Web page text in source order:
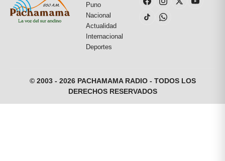
Puno
Nacional
Actualidad
Internacional
Deportes
© 2003 - 2026 PACHAMAMA RADIO - TODOS LOS
DERECHOS RESERVADOS